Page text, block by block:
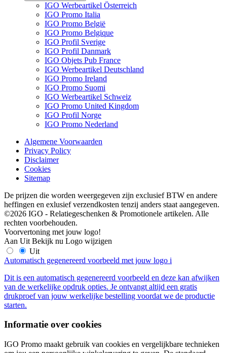
IGO Werbeartikel Österreich
IGO Promo Italia
IGO Promo België
IGO Promo Belgique
IGO Profil Sverige
IGO Profil Danmark
IGO Objets Pub France
IGO Werbeartikel Deutschland
IGO Promo Ireland
IGO Promo Suomi
IGO Werbeartikel Schweiz
IGO Promo United Kingdom
IGO Profil Norge
IGO Promo Nederland
Algemene Voorwaarden
Privacy Policy
Disclaimer
Cookies
Sitemap
De prijzen die worden weergegeven zijn exclusief BTW en andere
heffingen en exlusief verzendkosten tenzij anders staat aangegeven.
©2026 IGO - Relatiegeschenken & Promotionele artikelen. Alle
rechten voorbehouden.
Voorvertoning met jouw logo!
Aan Uit Bekijk nu Logo wijzigen
Uit
Automatisch gegenereerd voorbeeld met jouw logo i
Dit is een automatisch gegenereerd voorbeeld en deze kan afwijken
van de werkelijke opdruk opties. Je ontvangt altijd een gratis
drukproef van jouw werkelijke bestelling voordat we de productie
starten.
Informatie over cookies
IGO Promo maakt gebruik van cookies en vergelijkbare technieken